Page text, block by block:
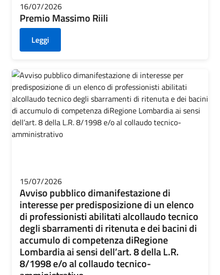
16/07/2026
Premio Massimo Riili
Leggi
15/07/2026
Avviso pubblico dimanifestazione di
interesse per predisposizione di un elenco
di professionisti abilitati alcollaudo tecnico
degli sbarramenti di ritenuta e dei bacini di
accumulo di competenza diRegione
Lombardia ai sensi dell’art. 8 della L.R.
8/1998 e/o al collaudo tecnico-